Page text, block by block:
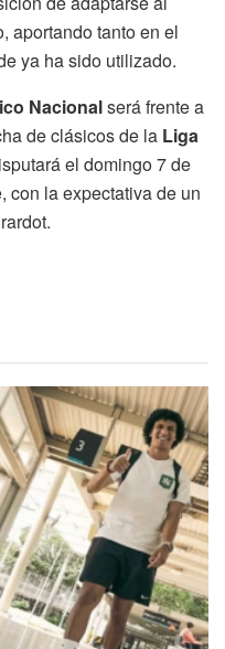
aportando tanto en el
ya ha sido utilizado.
Nacionalserá frente a
de clásicos de la Liga
el domingo 7 de
con la expectativa de un